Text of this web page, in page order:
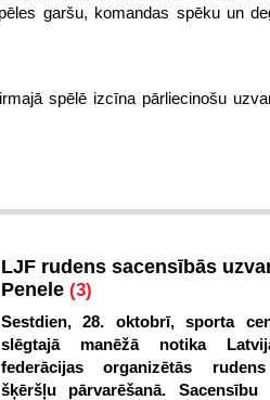
garšu, komandas spēku un
spēlē izcīna pārliecinošu
LJF rudens sacensībās
Penele (3)
Sestdien, 28. oktobrī, sporta
slēgtajā manēžā notika
federācijas organizētās
šķēršļu pārvarēšanā. Sacensību